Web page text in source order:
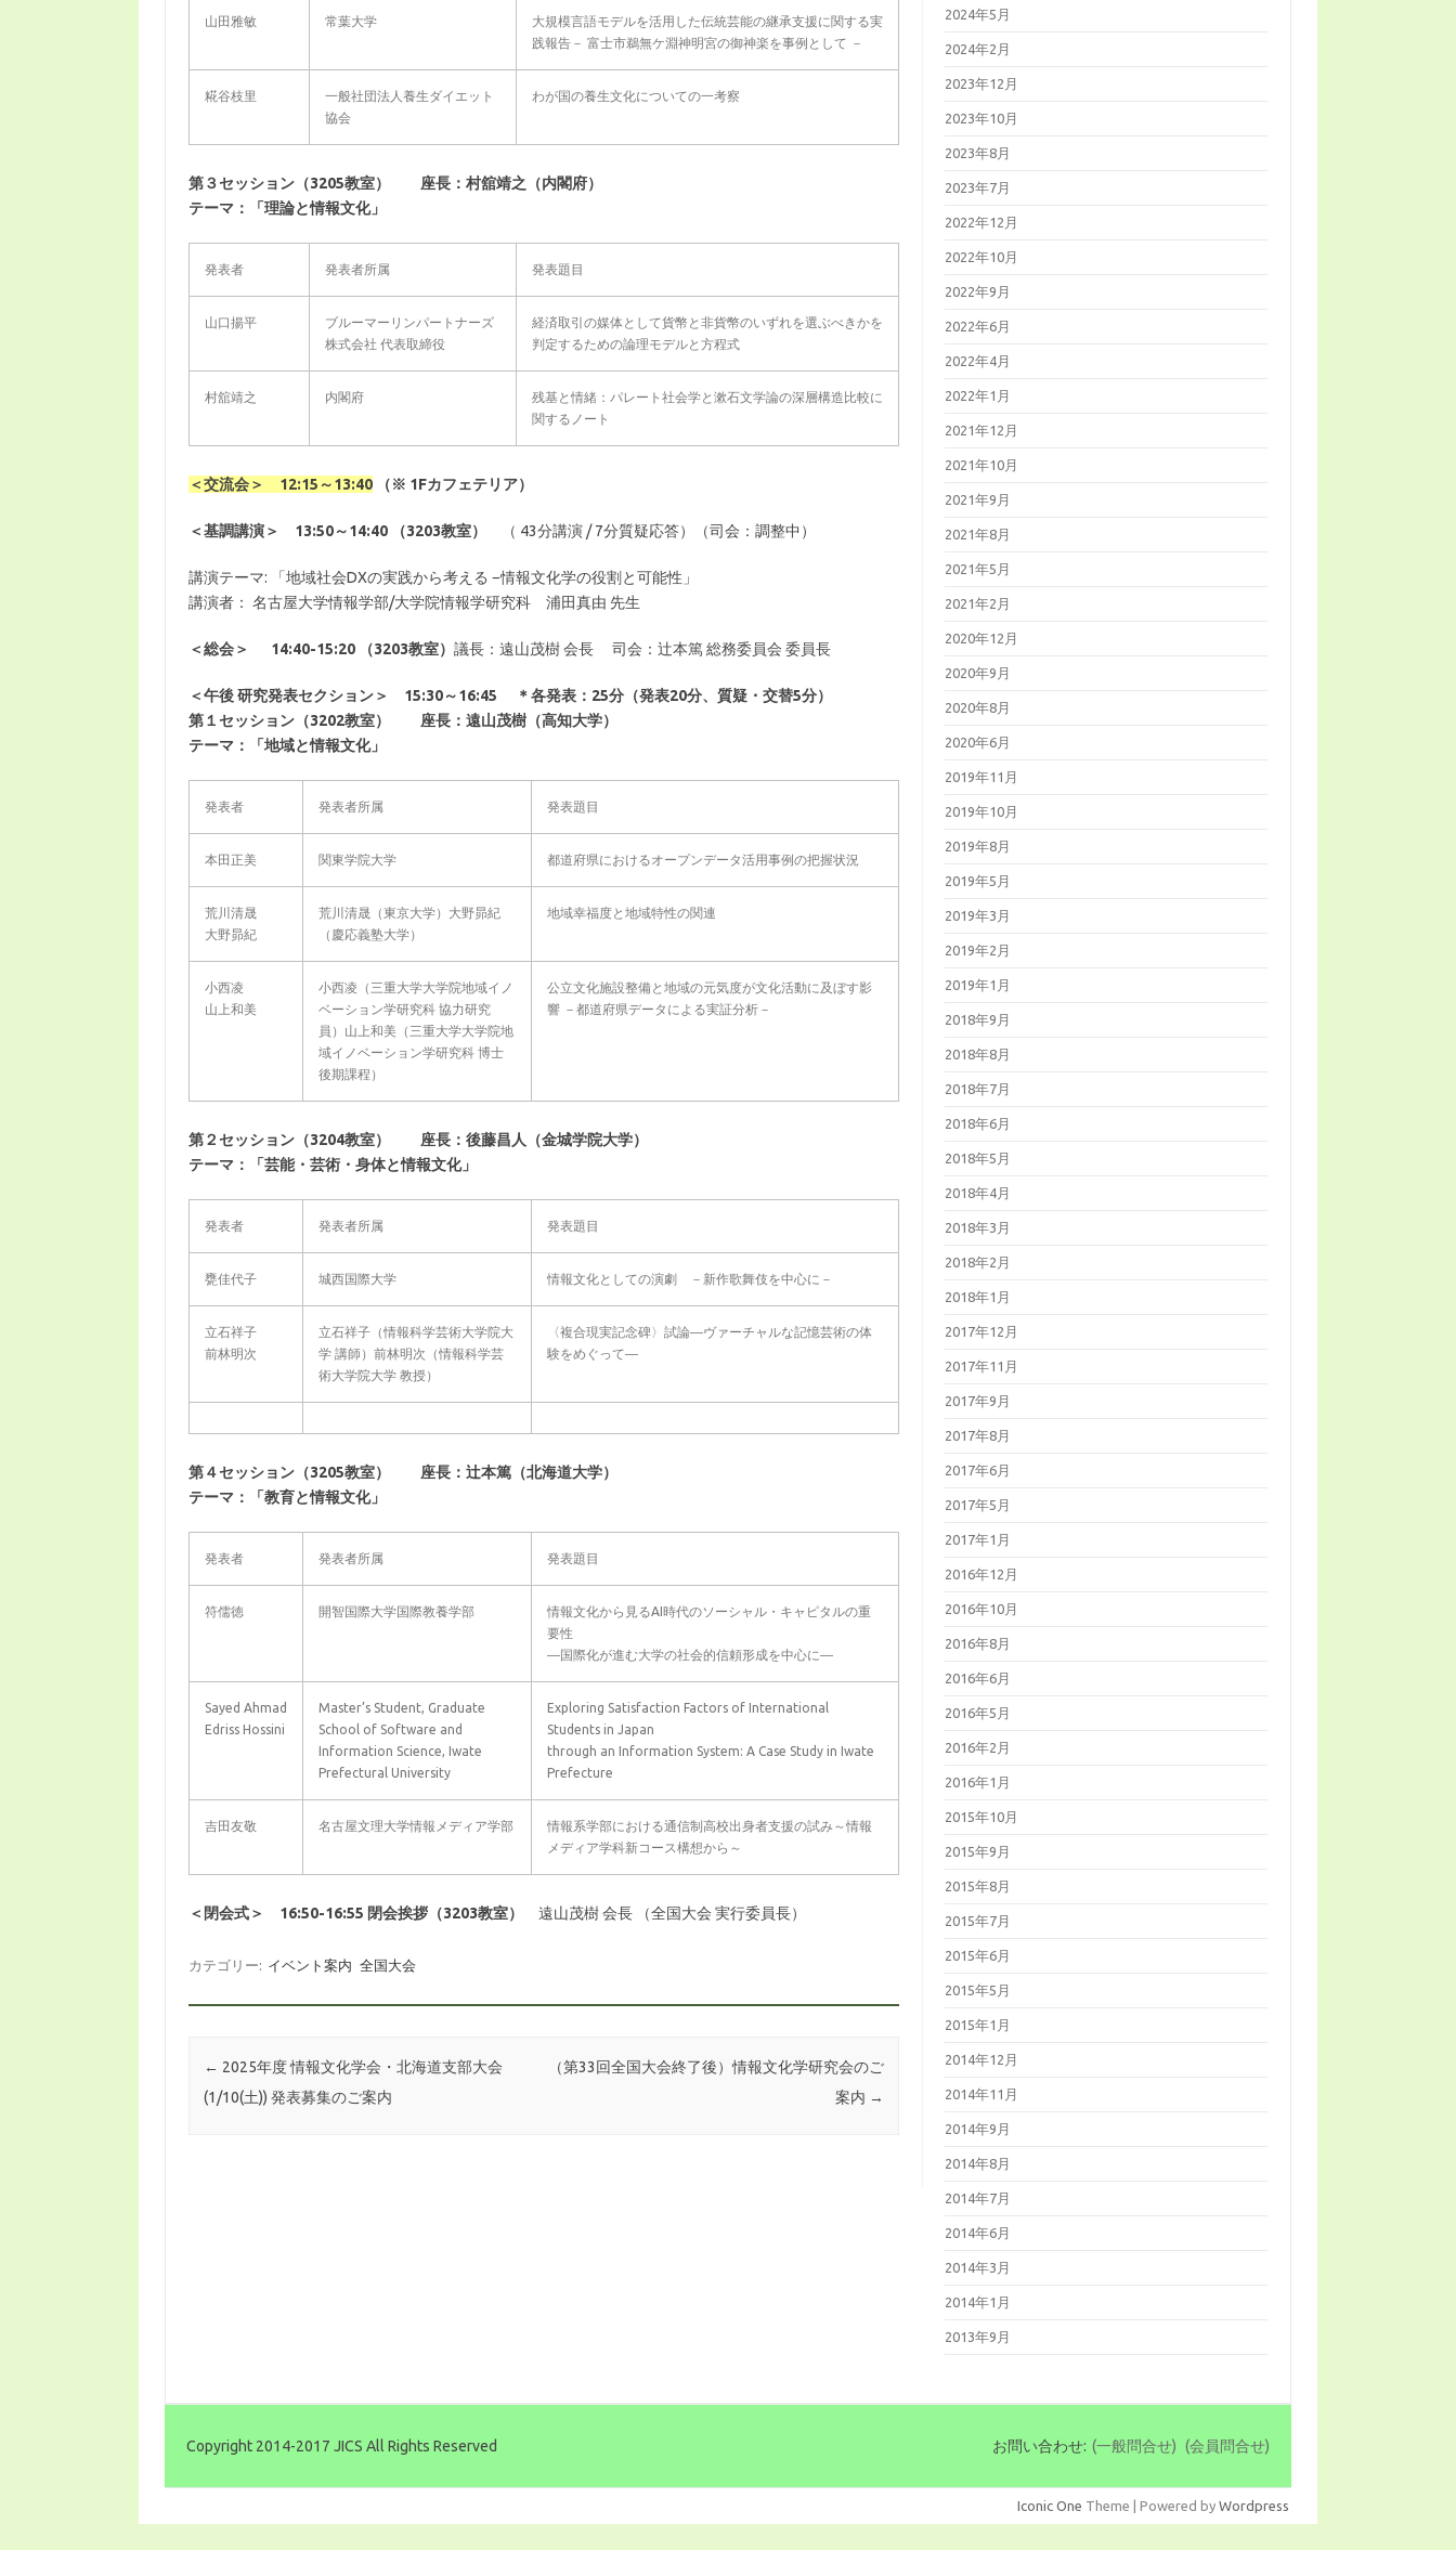
山田雅敏 常葉大学
大規模言語モデルを活用した伝統芸能の継承支援に関する実
践報告－ 富士市鵜無ケ淵神明宮の御神楽を事例として －
糀谷枝里
一般社団法人養生ダイエット
協会
わが国の養生文化についての一考察
第３セッション（3205教室） 座長：村舘靖之（内閣府）
テーマ：「理論と情報文化」
発表者 発表者所属 発表題目
山口揚平
ブルーマーリンパートナーズ
株式会社 代表取締役
経済取引の媒体として貨幣と非貨幣のいずれを選ぶべきかを
判定するための論理モデルと方程式
村舘靖之 内閣府
残基と情緒：パレート社会学と漱石文学論の深層構造比較に
関するノート
＜交流会＞ 12:15～13:40（※ 1Fカフェテリア）
＜基調講演＞ 13:50～14:40 （3203教室） （ 43分講演 / 7分質疑応答）（司会：調整中）
講演テーマ: 「地域社会DXの実践から考える −情報文化学の役割と可能性」
講演者： 名古屋大学情報学部/大学院情報学研究科 浦田真由 先生
＜総会＞ 14:40-15:20 （3203教室） 議長：遠山茂樹 会長 司会：辻本篤 総務委員会 委員長
＜午後 研究発表セクション＞ 15:30～16:45 ＊各発表：25分（発表20分、質疑・交替5分）
第１セッション（3202教室） 座長：遠山茂樹（高知大学）
テーマ：「地域と情報文化」
発表者 発表者所属 発表題目
本田正美 関東学院大学 都道府県におけるオープンデータ活用事例の把握状況
荒川清晟
大野昴紀
荒川清晟（東京大学）大野昴紀
（慶応義塾大学）
地域幸福度と地域特性の関連
小西凌
山上和美
小西凌（三重大学大学院地域イノ
ベーション学研究科 協力研究
員）山上和美（三重大学大学院地
域イノベーション学研究科 博士
後期課程）
公立文化施設整備と地域の元気度が文化活動に及ぼす影
響 －都道府県データによる実証分析－
第２セッション（3204教室） 座長：後藤昌人（金城学院大学）
テーマ：「芸能・芸術・身体と情報文化」
発表者 発表者所属 発表題目
甕佳代子 城西国際大学 情報文化としての演劇 －新作歌舞伎を中心に－
立石祥子
前林明次
立石祥子（情報科学芸術大学院大
学 講師）前林明次（情報科学芸
術大学院大学 教授）
〈複合現実記念碑〉試論―ヴァーチャルな記憶芸術の体
験をめぐって―
第４セッション（3205教室） 座長：辻本篤（北海道大学）
テーマ：「教育と情報文化」
発表者 発表者所属 発表題目
符儒徳 開智国際大学国際教養学部
情報文化から見るAI時代のソーシャル・キャピタルの重
要性
―国際化が進む大学の社会的信頼形成を中心に―
Sayed Ahmad
Edriss Hossini
Master’s Student, Graduate
School of Software and
Information Science, Iwate
Prefectural University
Exploring Satisfaction Factors of International
Students in Japan
through an Information System: A Case Study in Iwate
Prefecture
吉田友敬 名古屋文理大学情報メディア学部
情報系学部における通信制高校出身者支援の試み～情報
メディア学科新コース構想から～
＜閉会式＞ 16:50-16:55 閉会挨拶（3203教室） 遠山茂樹 会長 （全国大会 実行委員長）
カテゴリー: イベント案内 全国大会
投稿ナビゲーション
← 2025年度 情報文化学会・北海道支部大会
(1/10(土)) 発表募集のご案内
（第33回全国大会終了後）情報文化学研究会のご
案内 →
2024年5月
2024年2月
2023年12月
2023年10月
2023年8月
2023年7月
2022年12月
2022年10月
2022年9月
2022年6月
2022年4月
2022年1月
2021年12月
2021年10月
2021年9月
2021年8月
2021年5月
2021年2月
2020年12月
2020年9月
2020年8月
2020年6月
2019年11月
2019年10月
2019年8月
2019年5月
2019年3月
2019年2月
2019年1月
2018年9月
2018年8月
2018年7月
2018年6月
2018年5月
2018年4月
2018年3月
2018年2月
2018年1月
2017年12月
2017年11月
2017年9月
2017年8月
2017年6月
2017年5月
2017年1月
2016年12月
2016年10月
2016年8月
2016年6月
2016年5月
2016年2月
2016年1月
2015年10月
2015年9月
2015年8月
2015年7月
2015年6月
2015年5月
2015年1月
2014年12月
2014年11月
2014年9月
2014年8月
2014年7月
2014年6月
2014年3月
2014年1月
2013年9月
Copyright 2014-2017 JICS All Rights Reserved お問い合わせ: (一般問合せ) (会員問合せ)
Iconic One Theme | Powered by Wordpress